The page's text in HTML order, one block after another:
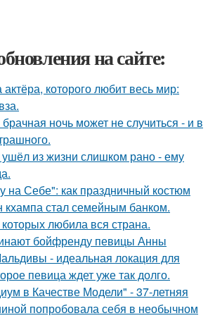
на сайте:
которого любит весь мир:
ночь может не случиться - и в
из жизни слишком рано - ему
Себе": как праздничный костюм
кхампа стал семейным банком.
любила вся страна.
бойфренду певицы Анны
- идеальная локация для
певица ждет уже так долго.
в Качестве Модели" - 37-летняя
попробовала себя в необычном